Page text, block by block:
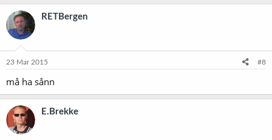
RETBergen
23 Mar 2015 #8
må ha sånn
E.Brekke